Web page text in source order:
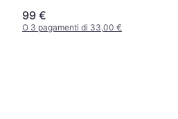
99 €
O 3 pagamenti di 33,00 €